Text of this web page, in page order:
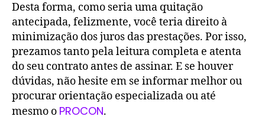
Desta forma, como seria uma quitação
antecipada, felizmente, você teria direito à
minimização dos juros das prestações. Por isso,
prezamos tanto pela leitura completa e atenta
do seu contrato antes de assinar. E se houver
dúvidas, não hesite em se informar melhor ou
procurar orientação especializada ou até
mesmo o PROCON.